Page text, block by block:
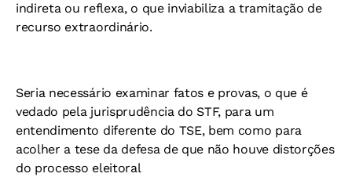
indireta ou reflexa, o que inviabiliza a tramitação de
recurso extraordinário.
Seria necessário examinar fatos e provas, o que é
vedado pela jurisprudência do STF, para um
entendimento diferente do TSE, bem como para
acolher a tese da defesa de que não houve distorções
do processo eleitoral